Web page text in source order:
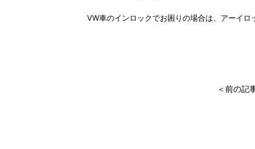
VW車のインロックでお困りの場合は、アーイロ
＜前の記